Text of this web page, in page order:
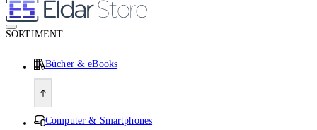
SORTIMENT
Bücher & eBooks
Computer & Smartphones